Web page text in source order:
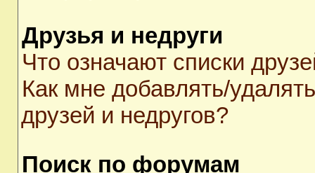
Друзья и недруги
Что означают списки
Как мне добавлять/
друзей и недругов?
Поиск по форумам